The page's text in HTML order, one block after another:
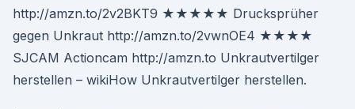
http://amzn.to/2v2BKT9 ★★★★★ Drucksprüher
gegen Unkraut http://amzn.to/2vwnOE4 ★★★★
SJCAM Actioncam http://amzn.to Unkrautvertilger
herstellen – wikiHow Unkrautvertilger herstellen.